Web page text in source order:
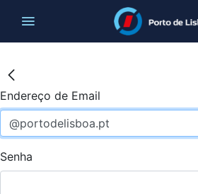
Endereço de Email
Senha